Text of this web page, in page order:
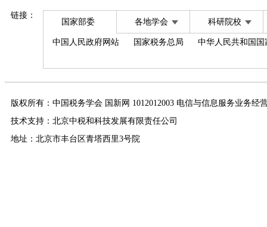
链接：
国家部委 各地学会 科研院校
中国人民政府网站 国家税务总局 中华人民共和国
版权所有：中国税务学会 国新网 1012012003 电信与信息服务业务经
技术支持：北京中税和科技发展有限责任公司
地址：北京市丰台区青塔西里3号院